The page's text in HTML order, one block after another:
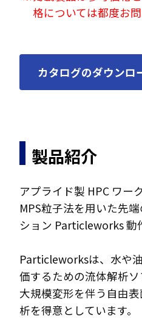
格については都度お
カタログのダウンロ
製品紹介
アプライド製 HPC ワー
MPS粒子法を用いた先
ション Particleworks 動
Particleworksは、水や
価するための流体解析ソ
大規模変形を伴う自由
析を得意としています。